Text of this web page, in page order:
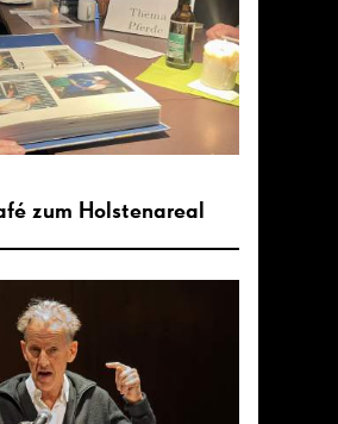
zum Holstenareal